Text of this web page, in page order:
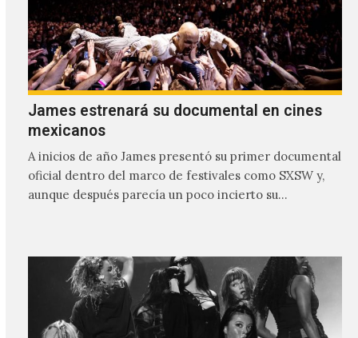
James estrenará su documental en cines
mexicanos
A inicios de año James presentó su primer documental
oficial dentro del marco de festivales como SXSW y,
aunque después parecía un poco incierto su…